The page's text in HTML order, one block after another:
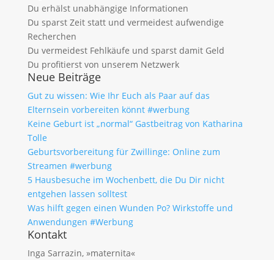
Du erhälst unabhängige Informationen
Du sparst Zeit statt und vermeidest aufwendige
Recherchen
Du vermeidest Fehlkäufe und sparst damit Geld
Du profitierst von unserem Netzwerk
Neue Beiträge
Gut zu wissen: Wie Ihr Euch als Paar auf das
Elternsein vorbereiten könnt #werbung
Keine Geburt ist „normal“ Gastbeitrag von Katharina
Tolle
Geburtsvorbereitung für Zwillinge: Online zum
Streamen #werbung
5 Hausbesuche im Wochenbett, die Du Dir nicht
entgehen lassen solltest
Was hilft gegen einen Wunden Po? Wirkstoffe und
Anwendungen #Werbung
Kontakt
Inga Sarrazin, »maternita«